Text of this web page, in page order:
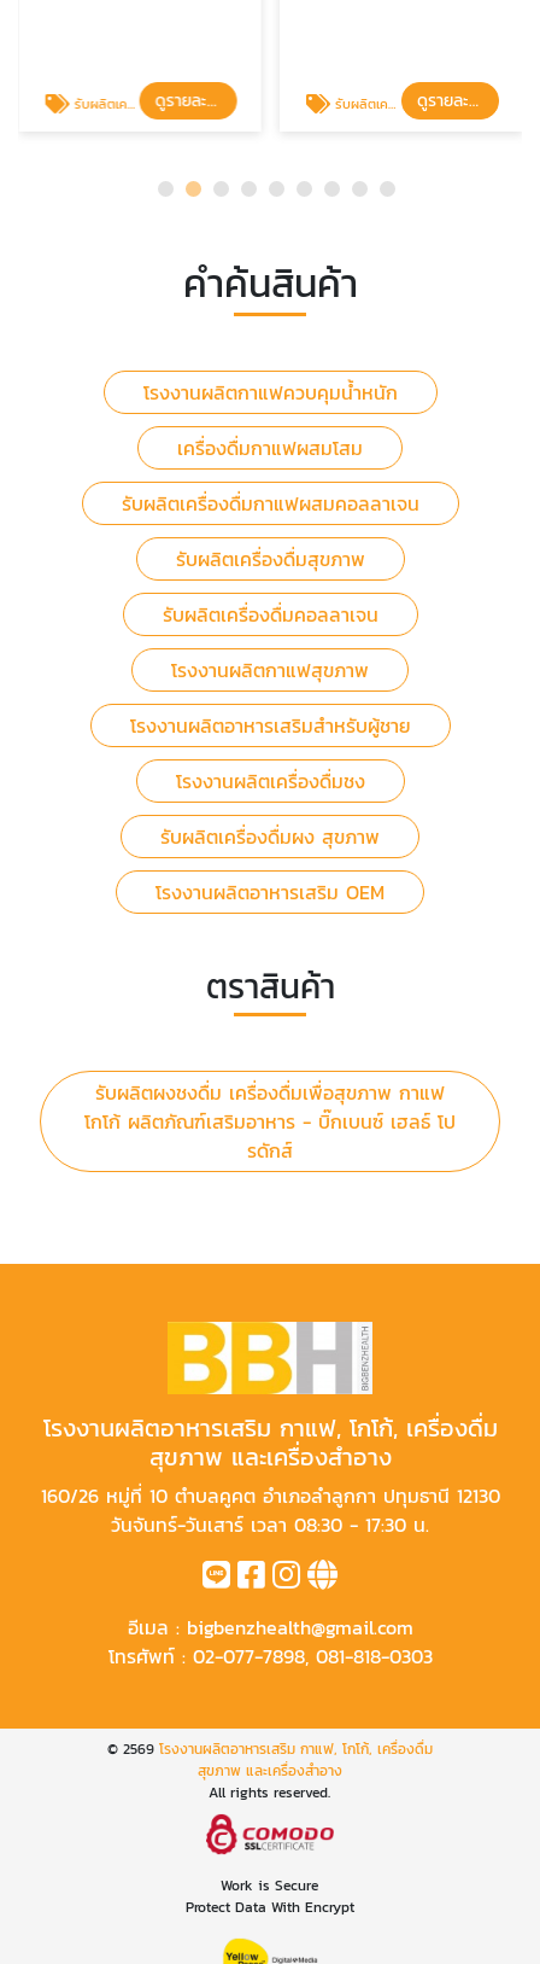
รับผลิตเครื่องดื่มกาแฟผสมคอลลาเจน ดูรายละเอียด รับผลิตเครื่องดื่มสุขภาพ ดูรายละเอียด
คำค้นสินค้า
โรงงานผลิตกาแฟควบคุมน้ำหนัก
เครื่องดื่มกาแฟผสมโสม
รับผลิตเครื่องดื่มกาแฟผสมคอลลาเจน
รับผลิตเครื่องดื่มสุขภาพ
รับผลิตเครื่องดื่มคอลลาเจน
โรงงานผลิตกาแฟสุขภาพ
โรงงานผลิตอาหารเสริมสำหรับผู้ชาย
โรงงานผลิตเครื่องดื่มชง
รับผลิตเครื่องดื่มผง สุขภาพ
โรงงานผลิตอาหารเสริม OEM
ตราสินค้า
รับผลิตผงชงดื่ม เครื่องดื่มเพื่อสุขภาพ กาแฟ
โกโก้ ผลิตภัณฑ์เสริมอาหาร - บิ๊กเบนซ์ เฮลธ์ โป
รดักส์
โรงงานผลิตอาหารเสริม กาแฟ, โกโก้, เครื่องดื่ม
สุขภาพ และเครื่องสำอาง
160/26 หมู่ที่ 10 ตำบลคูคต อำเภอลำลูกกา ปทุมธานี 12130
วันจันทร์-วันเสาร์ เวลา 08:30 - 17:30 น.
อีเมล : bigbenzhealth@gmail.com
โทรศัพท์ : 02-077-7898, 081-818-0303
© 2569 โรงงานผลิตอาหารเสริม กาแฟ, โกโก้, เครื่องดื่ม
สุขภาพ และเครื่องสำอาง
All rights reserved.
Work is Secure
Protect Data With Encrypt